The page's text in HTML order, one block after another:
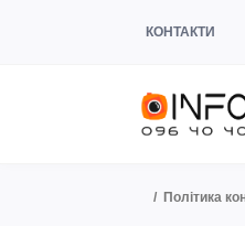
КОНТАКТИ
Політика